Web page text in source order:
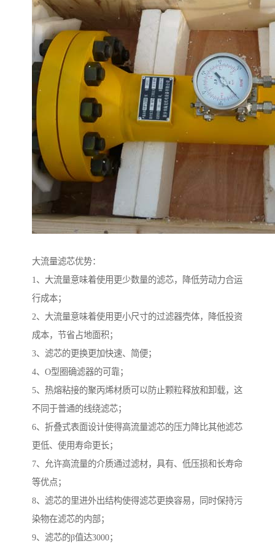
大流量滤芯优势：
1、大流量意味着使用更少数量的滤芯，降低劳动力合运
行成本；
2、大流量意味着使用更小尺寸的过滤器壳体，降低投资
成本，节省占地面积；
3、滤芯的更换更加快速、简便；
4、O型圈确滤器的可靠；
5、热熔粘接的聚丙烯材质可以防止颗粒释放和卸载，这
不同于普通的线绕滤芯；
6、折叠式表面设计使得高流量滤芯的压力降比其他滤芯
更低、使用寿命更长；
7、允许高流量的介质通过滤材，具有、低压损和长寿命
等优点；
8、滤芯的里进外出结构使得滤芯更换容易，同时保持污
染物在滤芯的内部；
9、滤芯的β值达3000；